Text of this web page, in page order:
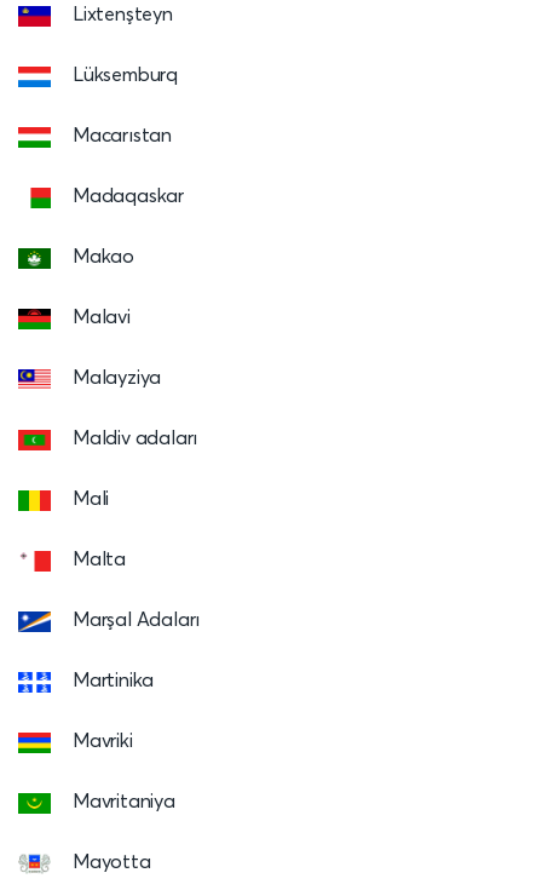
Lixtenşteyn
Lüksemburq
Macarıstan
Madaqaskar
Makao
Malavi
Malayziya
Maldiv adaları
Mali
Malta
Marşal Adaları
Martinika
Mavriki
Mavritaniya
Mayotta